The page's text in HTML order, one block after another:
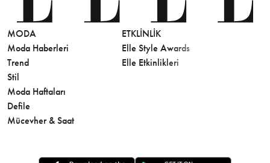
MODA
Moda Haberleri
Trend
Stil
Moda Haftaları
Defile
Mücevher & Saat
ETKLINLIK
Elle Style Awards
Elle Etkinlikleri